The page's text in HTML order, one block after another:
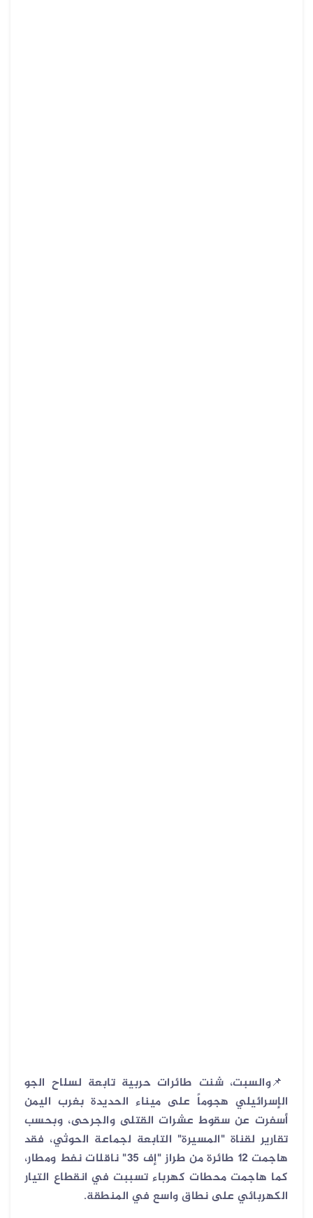
📌والسبت، شنت طائرات حربية تابعة لسلاح الجو
الإسرائيلي هجوماً على ميناء الحديدة بغرب اليمن
أسفرت عن سقوط عشرات القتلى والجرحى، وبحسب
تقارير لقناة "المسيرة" التابعة لجماعة الحوثي، فقد
هاجمت 12 طائرة من طراز "إف 35" ناقلات نفط ومطار،
كما هاجمت محطات كهرباء تسببت في انقطاع التيار
الكهربائي على نطاق واسع في المنطقة.